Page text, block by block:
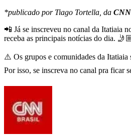
*publicado por Tiago Tortella, da CNN
📲 Já se inscreveu no canal da Itatiaia
receba as principais notícias do dia.
⚠️ Os grupos e comunidades da Itatiaia
Por isso, se inscreva no canal pra ficar